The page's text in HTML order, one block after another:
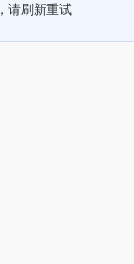
请刷新重试